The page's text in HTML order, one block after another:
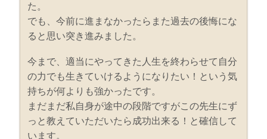
た。
でも、今前に進まなかったらまた過去の後悔にな
ると思い突き進みました。
今まで、適当にやってきた人生を終わらせて自分
の力でも生きていけるようになりたい！という気
持ちが何よりも強かったです。
まだまだ私自身が途中の段階ですがこの先生にず
っと教えていただいたら成功出来る！と確信して
います。